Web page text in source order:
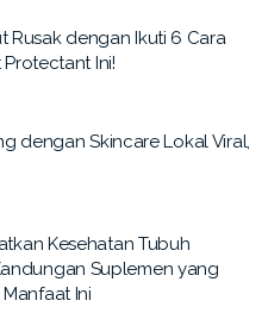
Rusak dengan Ikuti 6 Cara
Protectant Ini!
dengan Skincare Lokal Viral,
Kesehatan Tubuh
Suplemen yang
Ini